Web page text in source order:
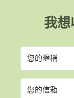
我想